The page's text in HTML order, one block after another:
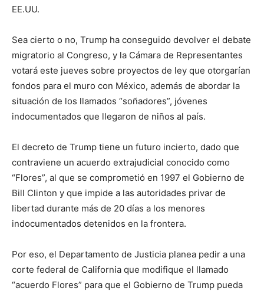
EE.UU.
Sea cierto o no, Trump ha conseguido devolver el debate
migratorio al Congreso, y la Cámara de Representantes
votará este jueves sobre proyectos de ley que otorgarían
fondos para el muro con México, además de abordar la
situación de los llamados “soñadores”, jóvenes
indocumentados que llegaron de niños al país.
El decreto de Trump tiene un futuro incierto, dado que
contraviene un acuerdo extrajudicial conocido como
“Flores”, al que se comprometió en 1997 el Gobierno de
Bill Clinton y que impide a las autoridades privar de
libertad durante más de 20 días a los menores
indocumentados detenidos en la frontera.
Por eso, el Departamento de Justicia planea pedir a una
corte federal de California que modifique el llamado
“acuerdo Flores” para que el Gobierno de Trump pueda